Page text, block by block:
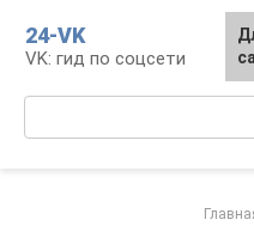
контенту
24-VK
VK: гид по соцсети